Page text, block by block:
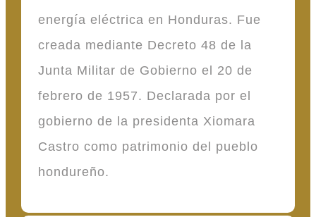
energía eléctrica en Honduras. Fue
creada mediante Decreto 48 de la
Junta Militar de Gobierno el 20 de
febrero de 1957. Declarada por el
gobierno de la presidenta Xiomara
Castro como patrimonio del pueblo
hondureño.